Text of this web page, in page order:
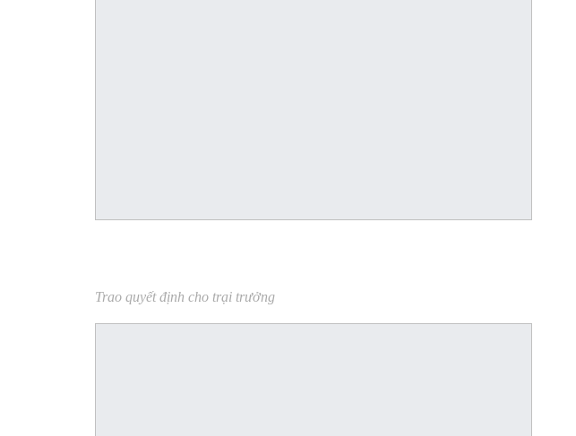
Trao quyết định cho trại trưởng